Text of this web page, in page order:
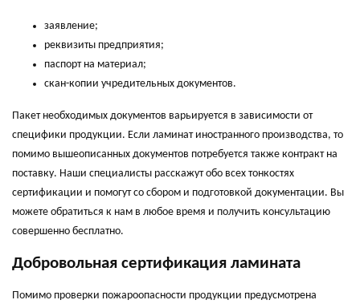
заявление;
реквизиты предприятия;
паспорт на материал;
скан-копии учредительных документов.
Пакет необходимых документов варьируется в зависимости от
специфики продукции. Если ламинат иностранного производства, то
помимо вышеописанных документов потребуется также контракт на
поставку. Наши специалисты расскажут обо всех тонкостях
сертификации и помогут со сбором и подготовкой документации. Вы
можете обратиться к нам в любое время и получить консультацию
совершенно бесплатно.
Добровольная сертификация ламината
Помимо проверки пожароопасности продукции предусмотрена